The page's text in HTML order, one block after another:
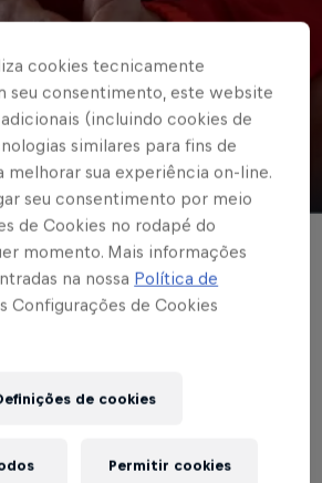
© Red Bull Bragantino
em chegar
e ficar
na história
cookies tecnicamente
seu consentimento, este website
(incluindo cookies de
similares para fins de
melhorar sua experiência on-line.
seu consentimento por meio
de Cookies no rodapé do
momento. Mais informações
na nossa Política de
Configurações de Cookies
de cookies
Permitir cookies